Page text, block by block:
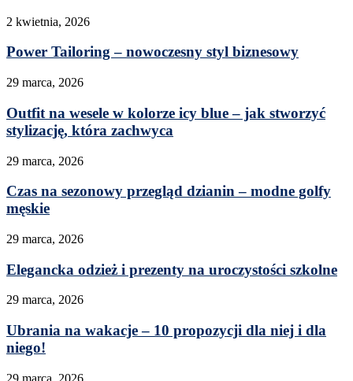
2 kwietnia, 2026
Power Tailoring – nowoczesny styl biznesowy
29 marca, 2026
Outfit na wesele w kolorze icy blue – jak stworzyć
stylizację, która zachwyca
29 marca, 2026
Czas na sezonowy przegląd dzianin – modne golfy
męskie
29 marca, 2026
Elegancka odzież i prezenty na uroczystości szkolne
29 marca, 2026
Ubrania na wakacje – 10 propozycji dla niej i dla
niego!
29 marca, 2026